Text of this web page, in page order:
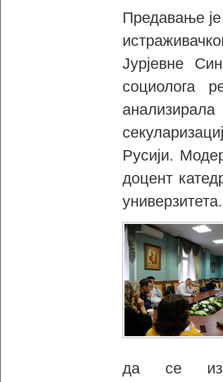
Предавање
Јурјевне
социолога
Русији.
доцент
универзитета.
да се